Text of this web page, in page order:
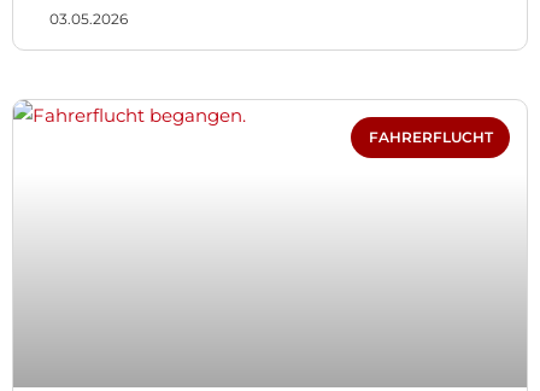
03.05.2026
FAHRERFLUCHT